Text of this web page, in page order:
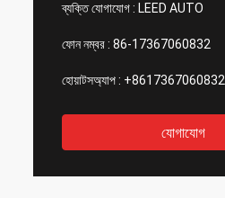
ব্যক্তি যোগাযোগ : LEED AUTO
ফোন নম্বর : 86-17367060832
হোয়াটসঅ্যাপ : +8617367060832
যোগাযোগ